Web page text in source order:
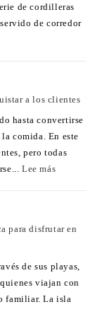
de cordilleras
de corredor
a los clientes
hasta convertirse
comida. En este
pero todas
Lee más
para disfrutar en
de sus playas,
viajan con
familiar. La isla